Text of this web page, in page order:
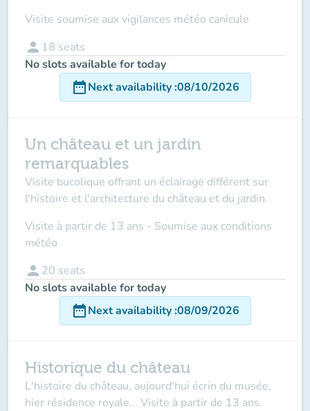
Visite soumise aux vigilances météo canicule
person 18 seats
No slots available for today
date_rangeNext availability:08/10/2026
Un château et un jardin
remarquables
Visite bucolique offrant un éclairage différent sur
l'histoire et l'architecture du château et du jardin.
Visite à partir de 13 ans - Soumise aux conditions
météo
person 20 seats
No slots available for today
date_rangeNext availability:08/09/2026
Historique du château
L'histoire du château, aujourd'hui écrin du musée,
hier résidence royale... Visite à partir de 13 ans.